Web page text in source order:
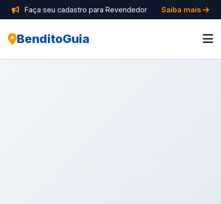
Faça seu cadastro para Revendedor Saiba mais
BenditoGuia